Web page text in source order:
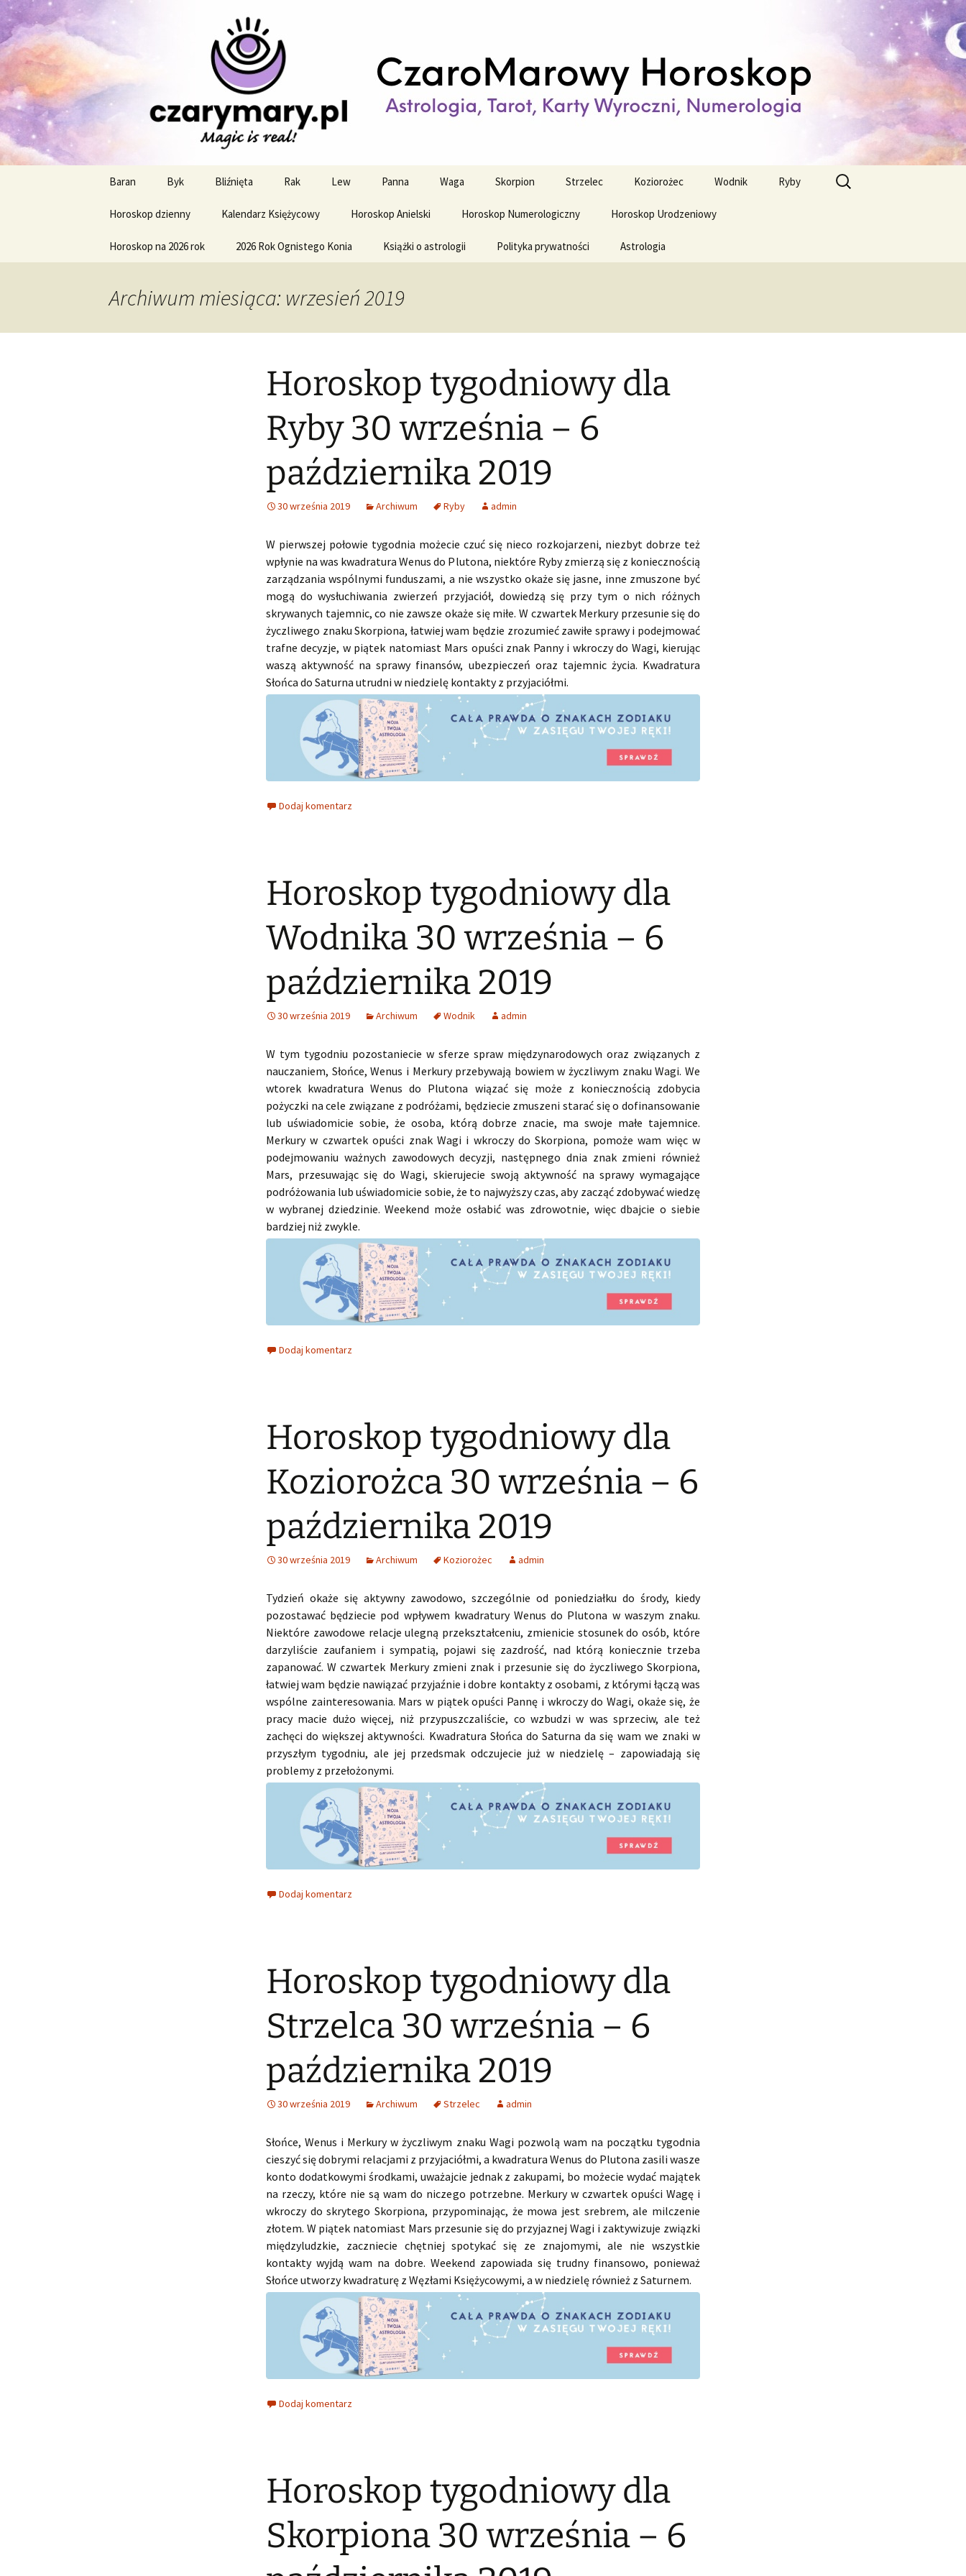
CzaroMarowy horoskop dzienny,
miesięczny i tygodniowy
Profesjonalne przepowiednie astrologiczne
treści
Baran Byk Bliźnięta Rak Lew Panna Waga Skorpion Strzelec Koziorożec Wodnik Ryby
Horoskop dzienny Kalendarz Księżycowy Horoskop Anielski Horoskop Numerologiczny Horoskop Urodzeniowy
Horoskop na 2026 rok 2026 Rok Ognistego Konia Książki o astrologii Polityka prywatności Astrologia
Szukaj:
Archiwum miesiąca: wrzesień 2019
Horoskop tygodniowy dla
Ryby 30 września – 6
października 2019
30 września 2019 Archiwum Ryby admin
W pierwszej połowie tygodnia możecie czuć się nieco rozkojarzeni, niezbyt dobrze też
wpłynie na was kwadratura Wenus do Plutona, niektóre Ryby zmierzą się z koniecznością
zarządzania wspólnymi funduszami, a nie wszystko okaże się jasne, inne zmuszone być
mogą do wysłuchiwania zwierzeń przyjaciół, dowiedzą się przy tym o nich różnych
skrywanych tajemnic, co nie zawsze okaże się miłe. W czwartek Merkury przesunie się do
życzliwego znaku Skorpiona, łatwiej wam będzie zrozumieć zawiłe sprawy i podejmować
trafne decyzje, w piątek natomiast Mars opuści znak Panny i wkroczy do Wagi, kierując
waszą aktywność na sprawy finansów, ubezpieczeń oraz tajemnic życia. Kwadratura
Słońca do Saturna utrudni w niedzielę kontakty z przyjaciółmi.
Dodaj komentarz
Horoskop tygodniowy dla
Wodnika 30 września – 6
października 2019
30 września 2019 Archiwum Wodnik admin
W tym tygodniu pozostaniecie w sferze spraw międzynarodowych oraz związanych z
nauczaniem, Słońce, Wenus i Merkury przebywają bowiem w życzliwym znaku Wagi. We
wtorek kwadratura Wenus do Plutona wiązać się może z koniecznością zdobycia
pożyczki na cele związane z podróżami, będziecie zmuszeni starać się o dofinansowanie
lub uświadomicie sobie, że osoba, którą dobrze znacie, ma swoje małe tajemnice.
Merkury w czwartek opuści znak Wagi i wkroczy do Skorpiona, pomoże wam więc w
podejmowaniu ważnych zawodowych decyzji, następnego dnia znak zmieni również
Mars, przesuwając się do Wagi, skierujecie swoją aktywność na sprawy wymagające
podróżowania lub uświadomicie sobie, że to najwyższy czas, aby zacząć zdobywać wiedzę
w wybranej dziedzinie. Weekend może osłabić was zdrowotnie, więc dbajcie o siebie
bardziej niż zwykle.
Dodaj komentarz
Horoskop tygodniowy dla
Koziorożca 30 września – 6
października 2019
30 września 2019 Archiwum Koziorożec admin
Tydzień okaże się aktywny zawodowo, szczególnie od poniedziałku do środy, kiedy
pozostawać będziecie pod wpływem kwadratury Wenus do Plutona w waszym znaku.
Niektóre zawodowe relacje ulegną przekształceniu, zmienicie stosunek do osób, które
darzyliście zaufaniem i sympatią, pojawi się zazdrość, nad którą koniecznie trzeba
zapanować. W czwartek Merkury zmieni znak i przesunie się do życzliwego Skorpiona,
łatwiej wam będzie nawiązać przyjaźnie i dobre kontakty z osobami, z którymi łączą was
wspólne zainteresowania. Mars w piątek opuści Pannę i wkroczy do Wagi, okaże się, że
pracy macie dużo więcej, niż przypuszczaliście, co wzbudzi w was sprzeciw, ale też
zachęci do większej aktywności. Kwadratura Słońca do Saturna da się wam we znaki w
przyszłym tygodniu, ale jej przedsmak odczujecie już w niedzielę – zapowiadają się
problemy z przełożonymi.
Dodaj komentarz
Horoskop tygodniowy dla
Strzelca 30 września – 6
października 2019
30 września 2019 Archiwum Strzelec admin
Słońce, Wenus i Merkury w życzliwym znaku Wagi pozwolą wam na początku tygodnia
cieszyć się dobrymi relacjami z przyjaciółmi, a kwadratura Wenus do Plutona zasili wasze
konto dodatkowymi środkami, uważajcie jednak z zakupami, bo możecie wydać majątek
na rzeczy, które nie są wam do niczego potrzebne. Merkury w czwartek opuści Wagę i
wkroczy do skrytego Skorpiona, przypominając, że mowa jest srebrem, ale milczenie
złotem. W piątek natomiast Mars przesunie się do przyjaznej Wagi i zaktywizuje związki
międzyludzkie, zaczniecie chętniej spotykać się ze znajomymi, ale nie wszystkie
kontakty wyjdą wam na dobre. Weekend zapowiada się trudny finansowo, ponieważ
Słońce utworzy kwadraturę z Węzłami Księżycowymi, a w niedzielę również z Saturnem.
Dodaj komentarz
Horoskop tygodniowy dla
Skorpiona 30 września – 6